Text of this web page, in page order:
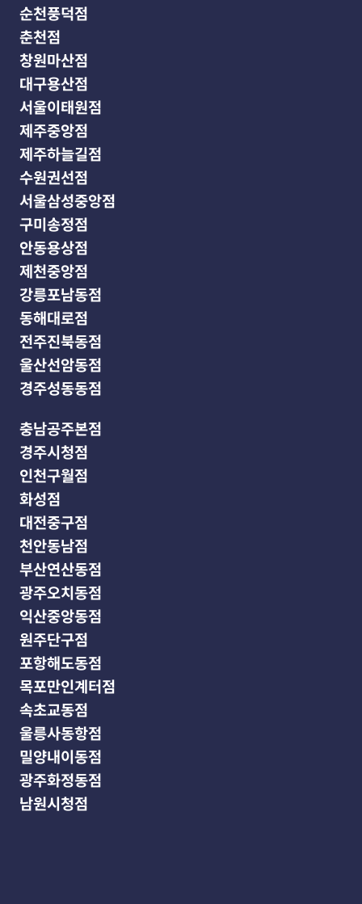
순천풍덕점
춘천점
창원마산점
대구용산점
서울이태원점
제주중앙점
제주하늘길점
수원권선점
서울삼성중앙점
구미송정점
안동용상점
제천중앙점
강릉포남동점
동해대로점
전주진북동점
울산선암동점
경주성동동점
충남공주본점
경주시청점
인천구월점
화성점
대전중구점
천안동남점
부산연산동점
광주오치동점
익산중앙동점
원주단구점
포항해도동점
목포만인계터점
속초교동점
울릉사동항점
밀양내이동점
광주화정동점
남원시청점